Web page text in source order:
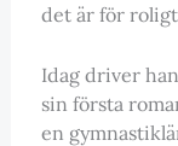
det är för roligt
Idag driver
sin första
en